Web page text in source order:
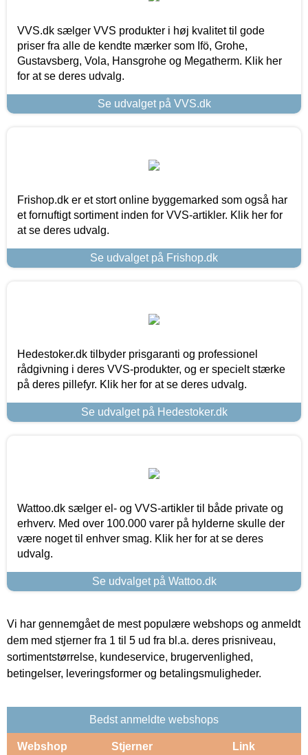
VVS.dk sælger VVS produkter i høj kvalitet til gode
priser fra alle de kendte mærker som Ifö, Grohe,
Gustavsberg, Vola, Hansgrohe og Megatherm. Klik her
for at se deres udvalg.
Se udvalget på VVS.dk
Frishop.dk er et stort online byggemarked som også har
et fornuftigt sortiment inden for VVS-artikler. Klik her for
at se deres udvalg.
Se udvalget på Frishop.dk
Hedestoker.dk tilbyder prisgaranti og professionel
rådgivning i deres VVS-produkter, og er specielt stærke
på deres pillefyr. Klik her for at se deres udvalg.
Se udvalget på Hedestoker.dk
Wattoo.dk sælger el- og VVS-artikler til både private og
erhverv. Med over 100.000 varer på hylderne skulle der
være noget til enhver smag. Klik her for at se deres
udvalg.
Se udvalget på Wattoo.dk
Vi har gennemgået de mest populære webshops og anmeldt
dem med stjerner fra 1 til 5 ud fra bl.a. deres prisniveau,
sortimentstørrelse, kundeservice, brugervenlighed,
betingelser, leveringsformer og betalingsmuligheder.
Bedst anmeldte webshops
Webshop Stjerner Link